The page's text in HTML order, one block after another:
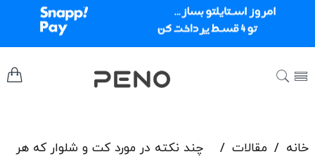
خانه / مقالات /
چند نکته در مورد کت و شلوار که هر